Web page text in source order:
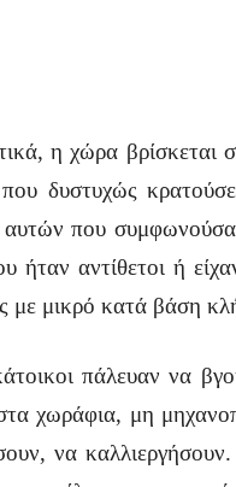
η χώρα βρίσκεται
δυστυχώς
που
ήταν αντίθετοι ή
με μικρό κατά βάση
πάλευαν να
χωράφια, μη
να